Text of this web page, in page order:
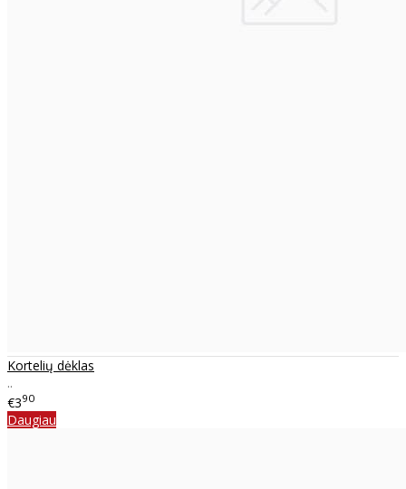
Kortelių dėklas
..
€390
Daugiau